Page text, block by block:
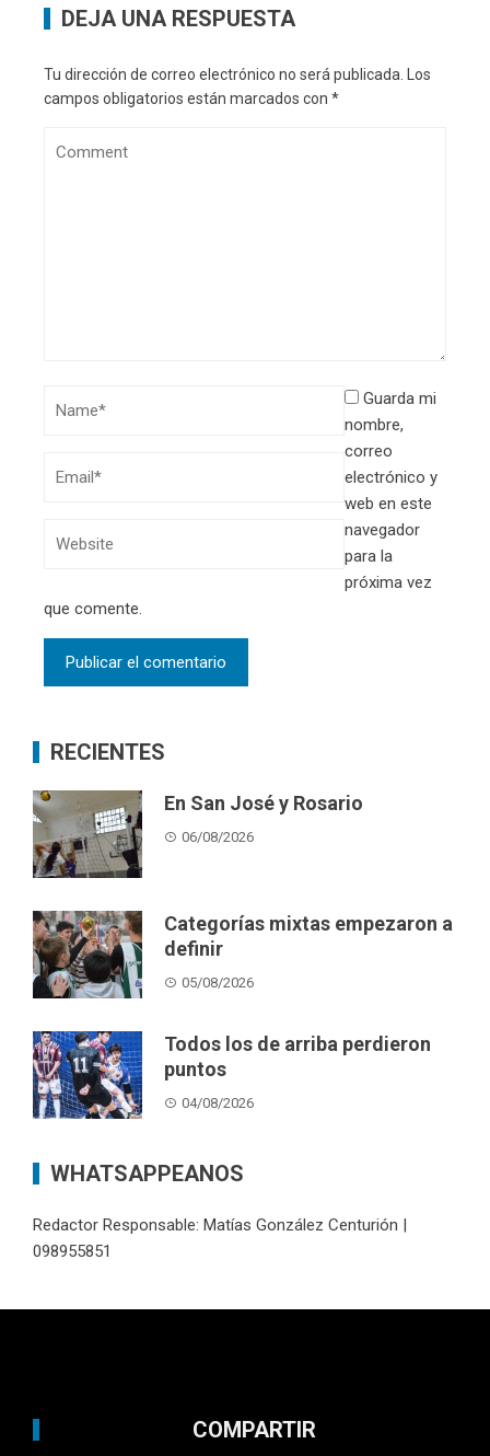
DEJA UNA RESPUESTA
Tu dirección de correo electrónico no será publicada. Los
campos obligatorios están marcados con *
Guarda mi
nombre,
correo
electrónico y
web en este
navegador
para la
próxima vez
que comente.
RECIENTES
En San José y Rosario
06/08/2026
Categorías mixtas empezaron a
definir
05/08/2026
Todos los de arriba perdieron
puntos
04/08/2026
WHATSAPPEANOS
Redactor Responsable: Matías González Centurión |
098955851
COMPARTIR